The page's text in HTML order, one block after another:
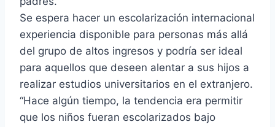
Se espera hacer un escolarización internacional
experiencia disponible para personas más allá
del grupo de altos ingresos y podría ser ideal
para aquellos que deseen alentar a sus hijos a
realizar estudios universitarios en el extranjero.
“Hace algún tiempo, la tendencia era permitir
que los niños fueran escolarizados bajo